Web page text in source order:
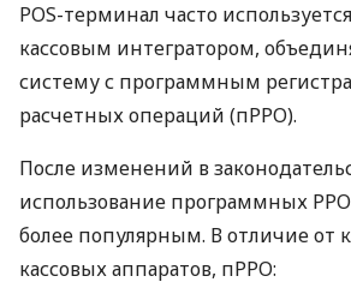
POS-терминал часто
кассовым интегратором,
систему с программным
расчетных операций (пРРО).
После изменений в
использование программных РРО
более популярным. В отличие от
кассовых аппаратов, пРРО: